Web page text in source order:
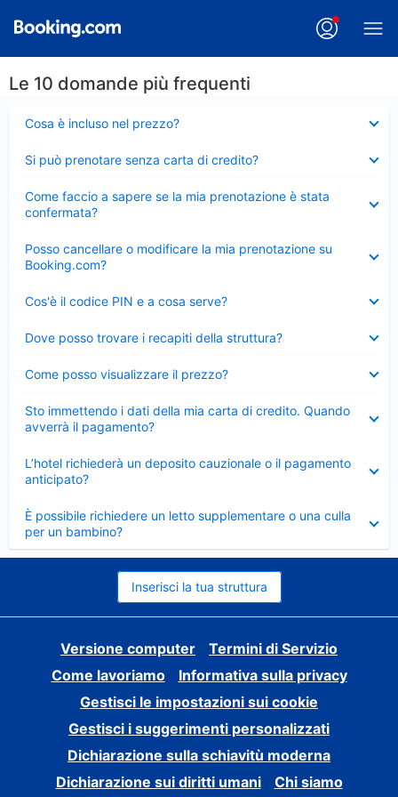
Le 10 domande più frequenti
Cosa è incluso nel prezzo?
chiuso
Si può prenotare senza carta di credito?
chiuso
Come faccio a sapere se la mia prenotazione è stata
confermata?
chiuso
Posso cancellare o modificare la mia prenotazione su
Booking.com?
chiuso
Cos'è il codice PIN e a cosa serve?
chiuso
Dove posso trovare i recapiti della struttura?
chiuso
Come posso visualizzare il prezzo?
chiuso
Sto immettendo i dati della mia carta di credito. Quando
avverrà il pagamento?
chiuso
L’hotel richiederà un deposito cauzionale o il pagamento
anticipato?
chiuso
È possibile richiedere un letto supplementare o una culla
per un bambino?
Elemento
chiuso
Inserisci la tua struttura
Versione computer
Termini di Servizio
Come lavoriamo
Informativa sulla privacy
Gestisci le impostazioni sui cookie
Gestisci i suggerimenti personalizzati
Dichiarazione sulla schiavitù moderna
Dichiarazione sui diritti umani
Chi siamo